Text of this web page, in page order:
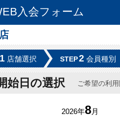
入会フォーム
1 店舗選択 STEP2 会員種別
始日の選択 ご希望の利
2026年8月